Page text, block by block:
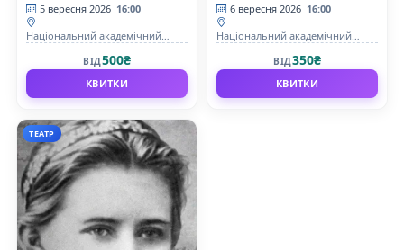
5 вересня 2026 16:00
Національний академічний
ВІД500₴
КВИТКИ
6 вересня 2026 16:00
Національний академічний
ВІД350₴
КВИТКИ
ТЕАТР